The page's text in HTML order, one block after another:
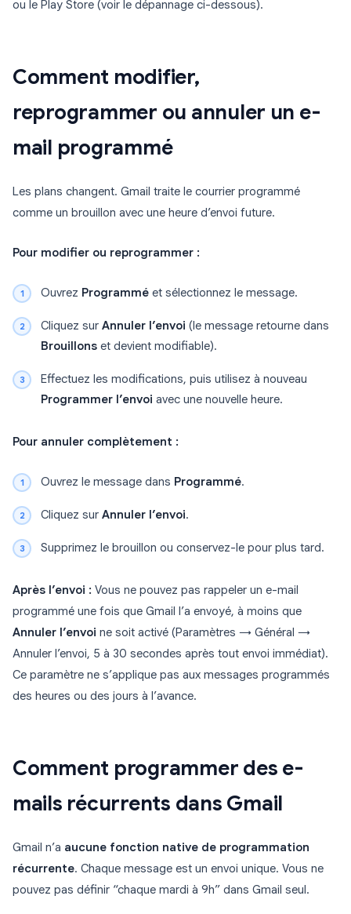
ou le Play Store (voir le dépannage ci-dessous).
Comment modifier,
reprogrammer ou annuler un e-
mail programmé
Les plans changent. Gmail traite le courrier programmé
comme un brouillon avec une heure d’envoi future.
Pour modifier ou reprogrammer :
Ouvrez Programmé et sélectionnez le message.
Cliquez sur Annuler l’envoi (le message retourne dans
Brouillons et devient modifiable).
Effectuez les modifications, puis utilisez à nouveau
Programmer l’envoi avec une nouvelle heure.
Pour annuler complètement :
Ouvrez le message dans Programmé.
Cliquez sur Annuler l’envoi.
Supprimez le brouillon ou conservez-le pour plus tard.
Après l’envoi : Vous ne pouvez pas rappeler un e-mail
programmé une fois que Gmail l’a envoyé, à moins que
Annuler l’envoi ne soit activé (Paramètres → Général →
Annuler l’envoi, 5 à 30 secondes après tout envoi immédiat).
Ce paramètre ne s’applique pas aux messages programmés
des heures ou des jours à l’avance.
Comment programmer des e-
mails récurrents dans Gmail
Gmail n’a aucune fonction native de programmation
récurrente. Chaque message est un envoi unique. Vous ne
pouvez pas définir “chaque mardi à 9h” dans Gmail seul.